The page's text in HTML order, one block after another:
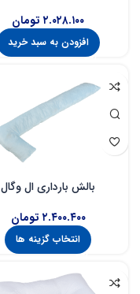
۲.۰۲۸.۱۰۰ تومان
افزودن به سبد خرید
بالش بارداری ال وگال
۲.۴۰۰.۴۰۰ تومان
انتخاب گزینه ها